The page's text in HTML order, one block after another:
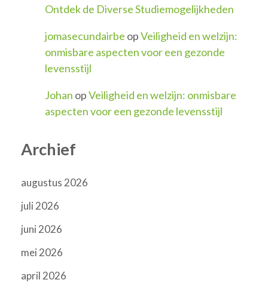
Ontdek de Diverse Studiemogelijkheden
jomasecundairbe opVeiligheid en welzijn:
onmisbare aspecten voor een gezonde
levensstijl
Johan opVeiligheid en welzijn: onmisbare
aspecten voor een gezonde levensstijl
Archief
augustus 2026
juli 2026
juni 2026
mei 2026
april 2026